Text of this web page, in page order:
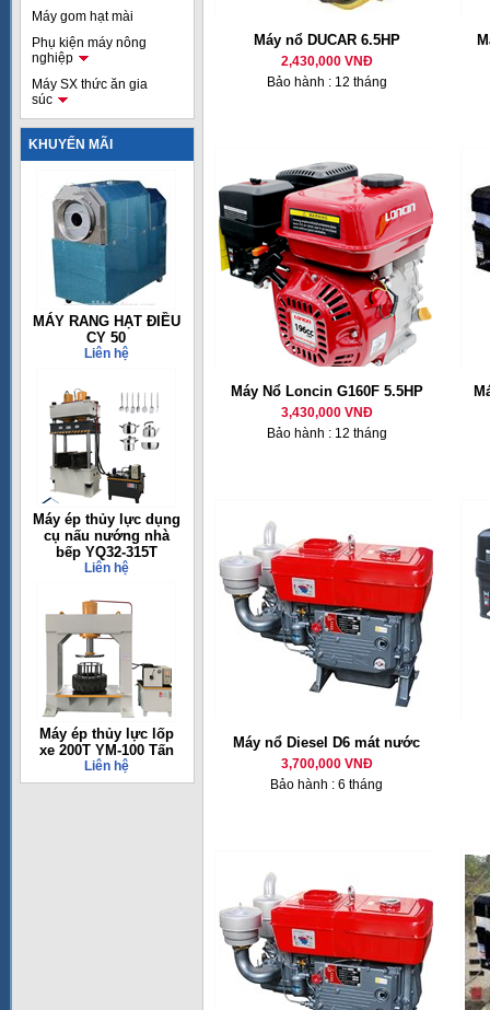
Máy gom hạt mài
Phụ kiện máy nông
nghiệp
Máy SX thức ăn gia
súc
KHUYẾN MÃI
MÁY RANG HẠT ĐIỀU
CY 50
Liên hệ
Máy ép thủy lực dụng
cụ nấu nướng nhà
bếp YQ32-315T
Liên hệ
Máy ép thủy lực lốp
xe 200T YM-100 Tấn
Liên hệ
Máy nổ DUCAR 6.5HP
2,430,000 VNĐ
Bảo hành : 12 tháng
Máy Nổ Loncin G160F 5.5HP
3,430,000 VNĐ
Bảo hành : 12 tháng
Máy nổ Diesel D6 mát nước
3,700,000 VNĐ
Bảo hành : 6 tháng